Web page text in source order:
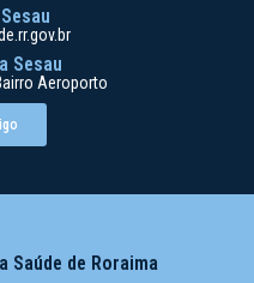
Sesau
Aeroporto
Saúde de Roraima